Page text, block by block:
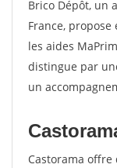
Brico Dépôt, un
France,
les aides
distingue par
un
Castorama